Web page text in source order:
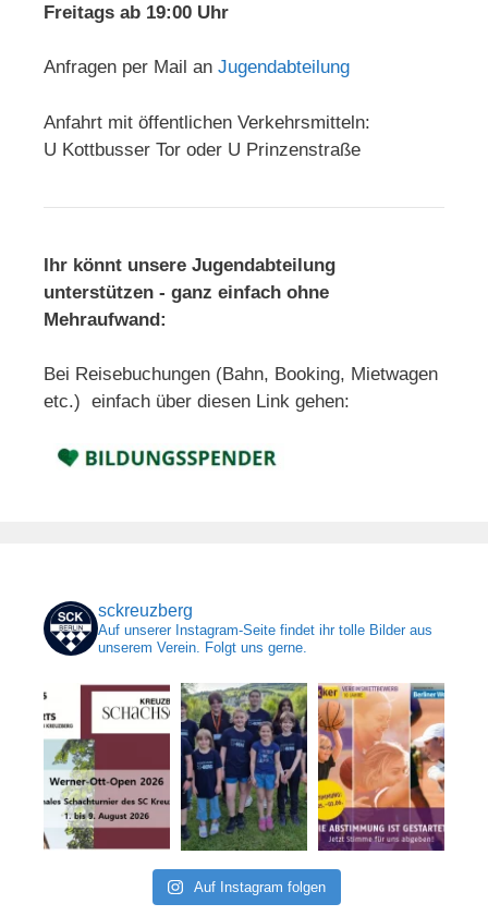
Freitags ab 19:00 Uhr
Anfragen per Mail an Jugendabteilung
Anfahrt mit öffentlichen Verkehrsmitteln:
U Kottbusser Tor oder U Prinzenstraße
Ihr könnt unsere Jugendabteilung
unterstützen - ganz einfach ohne
Mehraufwand:
Bei Reisebuchungen (Bahn, Booking, Mietwagen
etc.) einfach über diesen Link gehen:
sckreuzberg
Auf unserer Instagram-Seite findet ihr tolle Bilder aus
unserem Verein. Folgt uns gerne.
Auf Instagram folgen